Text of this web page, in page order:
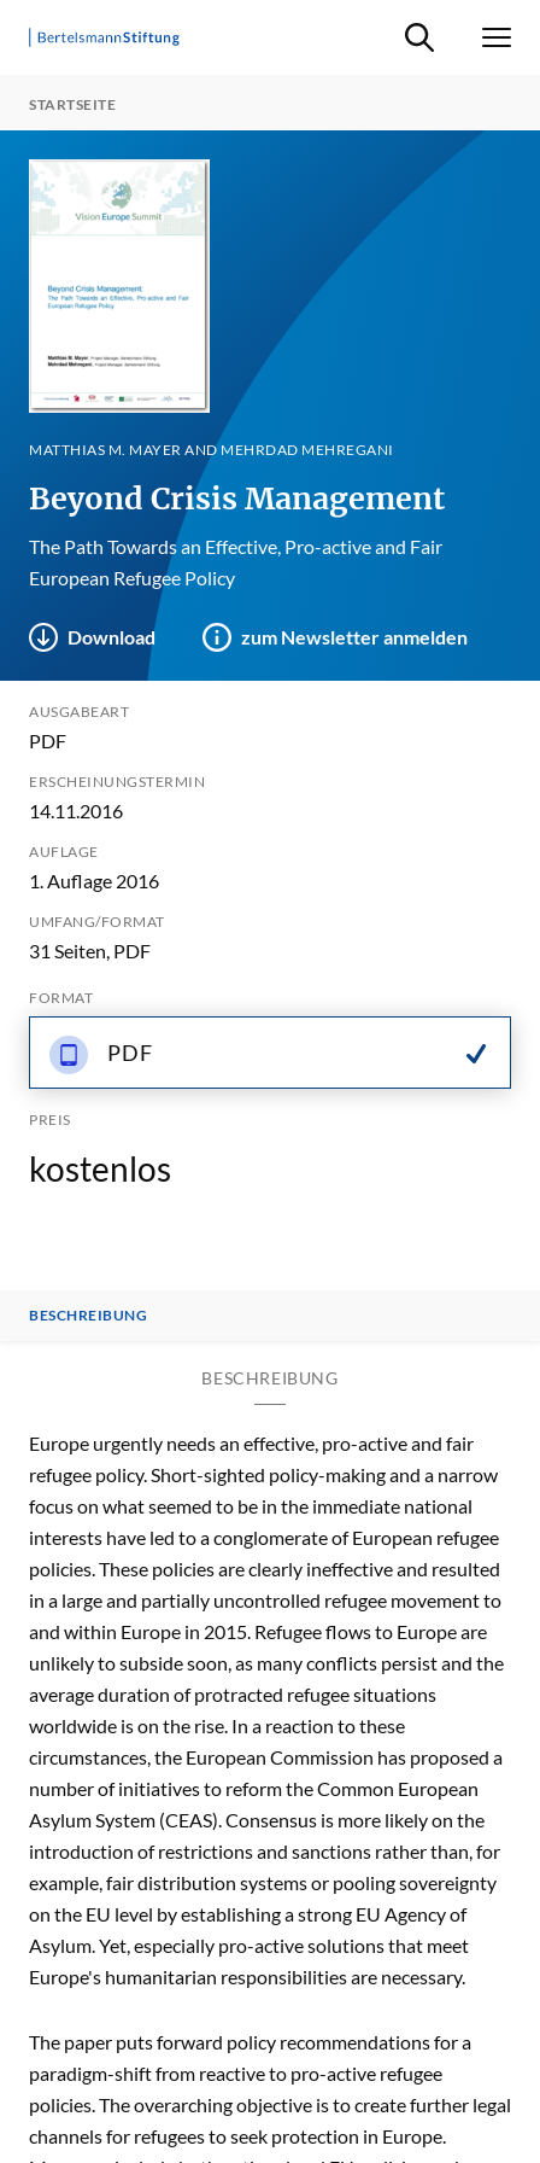
Suche ein-/
STARTSEITE
MATTHIAS M. MAYER AND MEHRDAD MEHREGANI
Beyond Crisis Management
The Path Towards an Effective, Pro-active and Fair
European Refugee Policy
Download zum Newsletter anmelden
AUSGABEART
PDF
ERSCHEINUNGSTERMIN
14.11.2016
AUFLAGE
1. Auflage 2016
UMFANG/FORMAT
31 Seiten, PDF
FORMAT
PDF
PREIS
kostenlos
BESCHREIBUNG
BESCHREIBUNG
Europe urgently needs an effective, pro-active and fair
refugee policy. Short-sighted policy-making and a narrow
focus on what seemed to be in the immediate national
interests have led to a conglomerate of European refugee
policies. These policies are clearly ineffective and resulted
in a large and partially uncontrolled refugee movement to
and within Europe in 2015. Refugee flows to Europe are
unlikely to subside soon, as many conflicts persist and the
average duration of protracted refugee situations
worldwide is on the rise. In a reaction to these
circumstances, the European Commission has proposed a
number of initiatives to reform the Common European
Asylum System (CEAS). Consensus is more likely on the
introduction of restrictions and sanctions rather than, for
example, fair distribution systems or pooling sovereignty
on the EU level by establishing a strong EU Agency of
Asylum. Yet, especially pro-active solutions that meet
Europe's humanitarian responsibilities are necessary.
The paper puts forward policy recommendations for a
paradigm-shift from reactive to pro-active refugee
policies. The overarching objective is to create further legal
channels for refugees to seek protection in Europe.